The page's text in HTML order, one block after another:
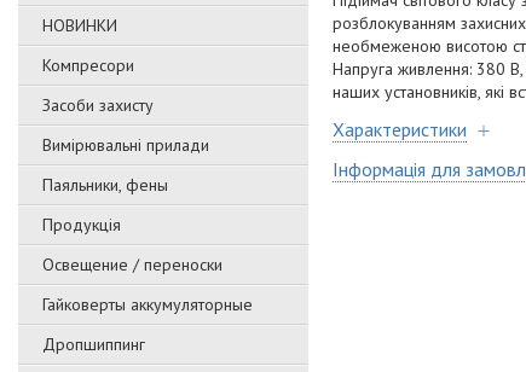
НОВИНКИ
Компресори
Засоби захисту
Вимірювальні прилади
Паяльники, фены
Продукція
Освещение / переноски
Гайковерты аккумуляторные
Дропшиппинг
розблокуванням
необмеженою висотою
Напруга живлення: 380 В,
наших установників, які
Характеристики
Інформація для